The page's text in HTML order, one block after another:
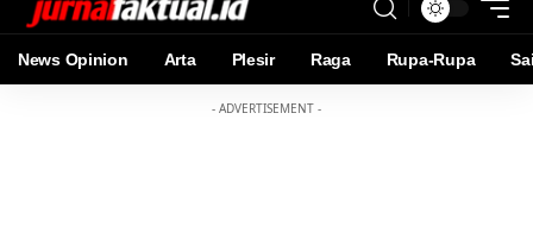
News Opinion Arta Plesir Raga Rupa-Rupa
- ADVERTISEMENT -